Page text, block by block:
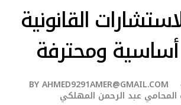
القانونية
ومحترفة
BYAHMED9291AMER@GMAIL.COM
عبد الرحمن المهلكي